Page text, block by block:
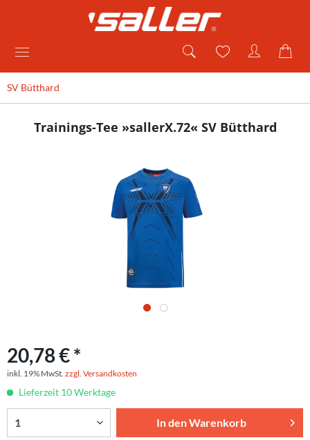
SV Bütthard
Trainings-Tee »sallerX.72« SV Bütthard
20,78 € *
inkl. 19% MwSt. zzgl. Versandkosten
Lieferzeit 10 Werktage
In denWarenkorb